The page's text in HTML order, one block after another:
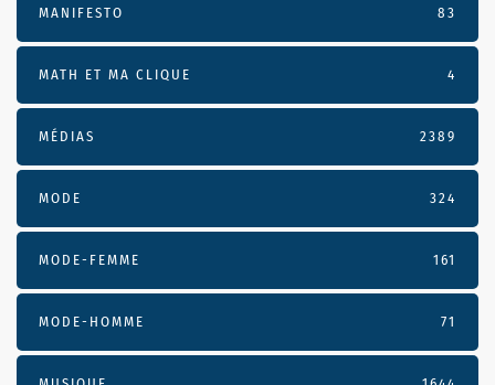
MANIFESTO 83
MATH ET MA CLIQUE 4
MÉDIAS 2389
MODE 324
MODE-FEMME 161
MODE-HOMME 71